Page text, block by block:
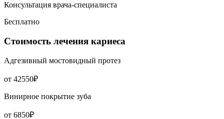
Консультация врача-специалиста
Бесплатно
Стоимость лечения кариеса
Адгезивный мостовидный протез
от 42550₽
Винирное покрытие зуба
от 6850₽